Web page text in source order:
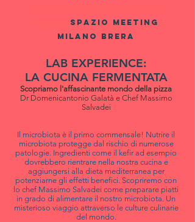
spazio meeting
milano brera
LAB EXPERIENCE:
LA CUCINA FERMENTATA
Scopriamo l'affascinante mondo della pizza
Dr Domenicantonio Galatà e Chef Massimo
Salvadei
Il microbiota è il primo commensale! Nutrire il
microbiota protegge dal rischio di numerose
patologie. Ingredienti come il kefir ad esempio
dovrebbero rientrare nella nostra cucina e
aggiungersi alla dieta mediterranea per
potenziarne gli effetti benefici. Scopriremo con
lo chef Massimo Salvadei come preparare piatti
in grado di alimentare il nostro microbiota. Un
misterioso viaggio attraverso le culture culinarie
del mondo.